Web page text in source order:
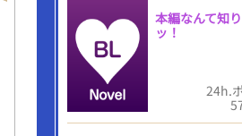
本編なんて知
ッ！
24h.